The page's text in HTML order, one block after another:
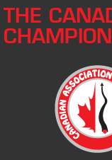
THE